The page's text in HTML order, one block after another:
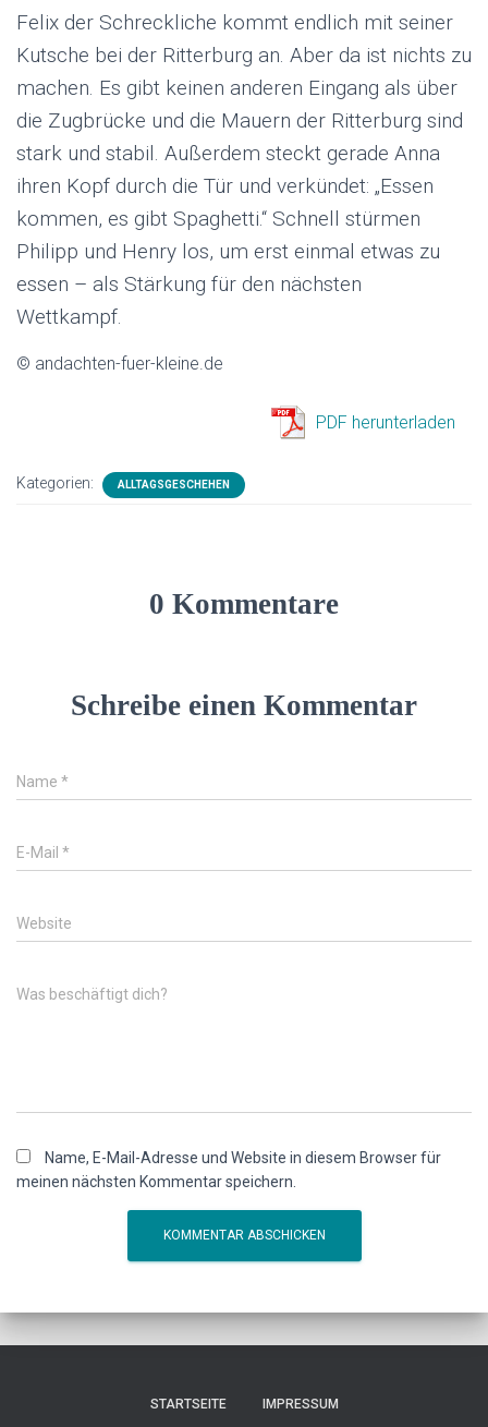
Felix der Schreckliche kommt endlich mit seiner
Kutsche bei der Ritterburg an. Aber da ist nichts zu
machen. Es gibt keinen anderen Eingang als über
die Zugbrücke und die Mauern der Ritterburg sind
stark und stabil. Außerdem steckt gerade Anna
ihren Kopf durch die Tür und verkündet: „Essen
kommen, es gibt Spaghetti.“ Schnell stürmen
Philipp und Henry los, um erst einmal etwas zu
essen – als Stärkung für den nächsten
Wettkampf.
© andachten-fuer-kleine.de
PDF herunterladen
Kategorien: ALLTAGSGESCHEHEN
0 Kommentare
Schreibe einen Kommentar
Name *
E-Mail *
Website
Was beschäftigt dich?
Name, E-Mail-Adresse und Website in diesem Browser für
meinen nächsten Kommentar speichern.
STARTSEITE IMPRESSUM